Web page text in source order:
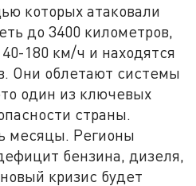
которых атаковали
до 3400 километров,
180 км/ч и находятся
Они облетают системы
один из ключевых
страны.
месяцы. Регионы
бензина, дизеля,
кризис будет